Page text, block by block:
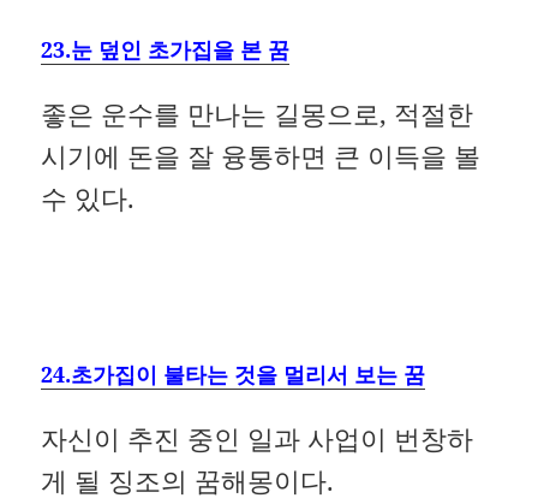
23.눈 덮인 초가집을 본 꿈
좋은 운수를 만나는 길몽으로, 적절한
시기에 돈을 잘 융통하면 큰 이득을 볼
수 있다.
24.초가집이 불타는 것을 멀리서 보는 꿈
자신이 추진 중인 일과 사업이 번창하
게 될 징조의 꿈해몽이다.